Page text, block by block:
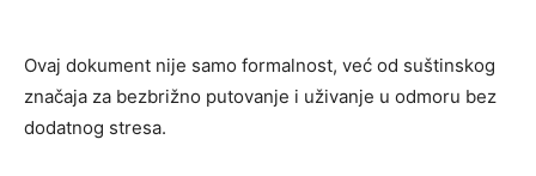
Ovaj dokument nije samo formalnost, već od suštinskog
značaja za bezbrižno putovanje i uživanje u odmoru bez
dodatnog stresa.